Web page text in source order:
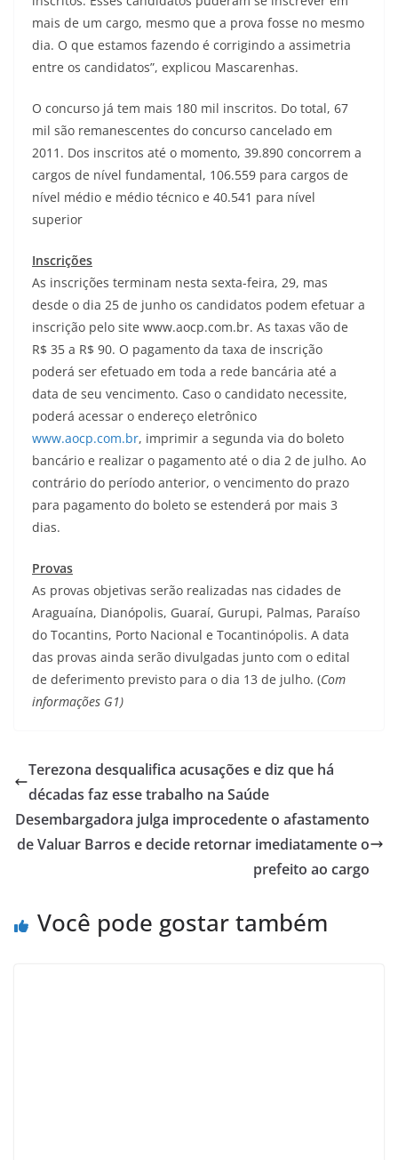
mais de um cargo, mesmo que a prova fosse no mesmo
dia. O que estamos fazendo é corrigindo a assimetria
entre os candidatos”, explicou Mascarenhas.
O concurso já tem mais 180 mil inscritos. Do total, 67
mil são remanescentes do concurso cancelado em
2011. Dos inscritos até o momento, 39.890 concorrem a
cargos de nível fundamental, 106.559 para cargos de
nível médio e médio técnico e 40.541 para nível
superior
Inscrições
As inscrições terminam nesta sexta-feira, 29, mas
desde o dia 25 de junho os candidatos podem efetuar a
inscrição pelo site www.aocp.com.br. As taxas vão de
R$ 35 a R$ 90. O pagamento da taxa de inscrição
poderá ser efetuado em toda a rede bancária até a
data de seu vencimento. Caso o candidato necessite,
poderá acessar o endereço eletrônico
www.aocp.com.br, imprimir a segunda via do boleto
bancário e realizar o pagamento até o dia 2 de julho. Ao
contrário do período anterior, o vencimento do prazo
para pagamento do boleto se estenderá por mais 3
dias.
Provas
As provas objetivas serão realizadas nas cidades de
Araguaína, Dianópolis, Guaraí, Gurupi, Palmas, Paraíso
do Tocantins, Porto Nacional e Tocantinópolis. A data
das provas ainda serão divulgadas junto com o edital
de deferimento previsto para o dia 13 de julho. (Com
informações G1)
Terezona desqualifica acusações e diz que há
décadas faz esse trabalho na Saúde
Desembargadora julga improcedente o afastamento
de Valuar Barros e decide retornar imediatamente o
prefeito ao cargo
Você pode gostar também